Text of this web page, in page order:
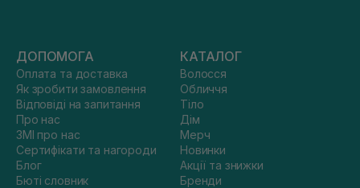
ДОПОМОГА
Оплата та доставка
Як зробити замовлення
Відповіді на запитання
Про нас
ЗМІ про нас
Сертифікати та нагороди
Блог
Бюті словник
КАТАЛОГ
Волосся
Обличчя
Тіло
Дім
Мерч
Новинки
Акції та знижки
Бренди